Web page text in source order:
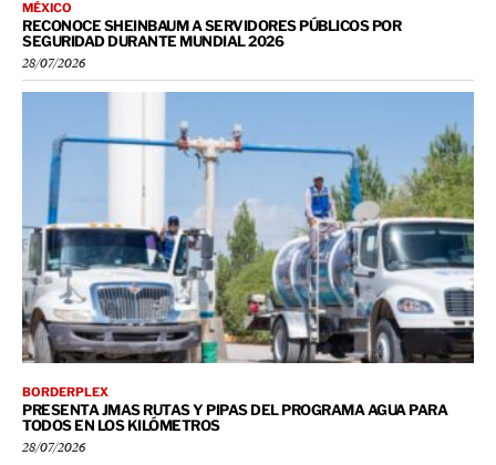
MÉXICO
RECONOCE SHEINBAUM A SERVIDORES PÚBLICOS POR
SEGURIDAD DURANTE MUNDIAL 2026
28/07/2026
BORDERPLEX
PRESENTA JMAS RUTAS Y PIPAS DEL PROGRAMA AGUA PARA
TODOS EN LOS KILÓMETROS
28/07/2026